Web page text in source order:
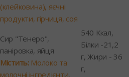
(клейковина), яєчні
продукти, гірчиця, соя
Сир "Тенеро",
паніровка, яйця
Містить:Молоко та
молочні інгредієнти,
540 Ккал,
Білки -21,2
г, Жири - 36
г,